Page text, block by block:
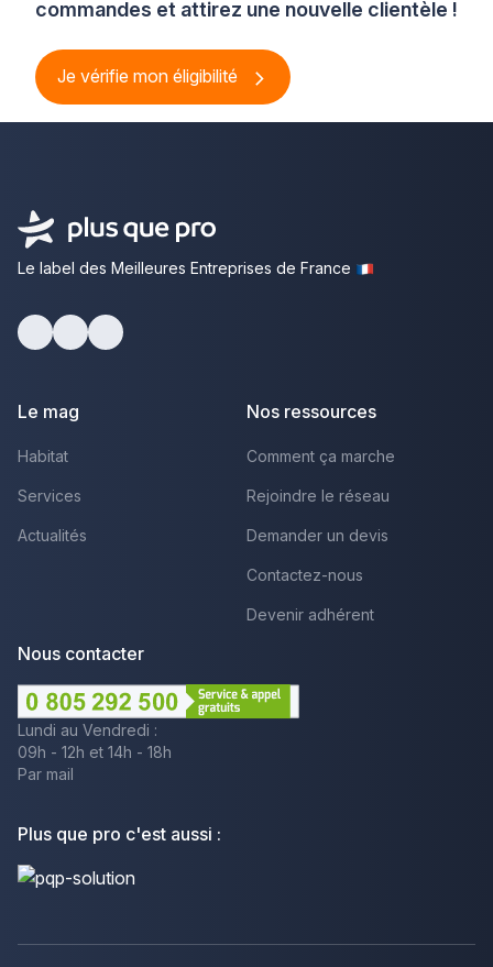
commandes et attirez une nouvelle clientèle !
Je vérifie mon éligibilité
Le label des Meilleures Entreprises de France
Le mag
Habitat
Services
Actualités
Nos ressources
Comment ça marche
Rejoindre le réseau
Demander un devis
Contactez-nous
Devenir adhérent
Nous contacter
Lundi au Vendredi :
09h - 12h et 14h - 18h
Par mail
Plus que pro c'est aussi :